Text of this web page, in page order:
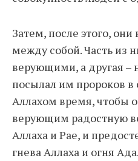
Затем, после этого, они
между собой. Часть из
верующими, а другая
посылал им пророков
Аллахом время, чтобы
верующим радостную
Аллаха и Рае, и
гнева Аллаха и огня